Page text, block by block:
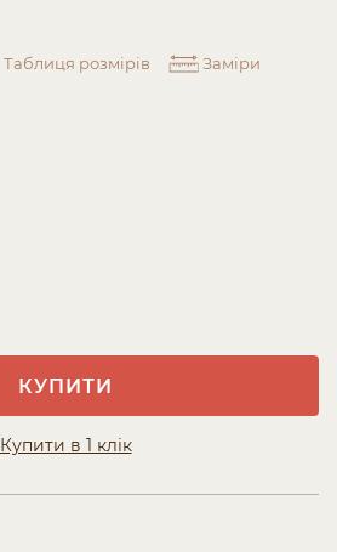
Таблиця розмірів Заміри
КУПИТИ
Купити в 1 клік